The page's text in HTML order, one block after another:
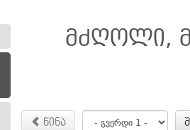
მძღოლი,
წინა